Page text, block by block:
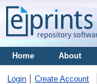
Home About
Login Create Account